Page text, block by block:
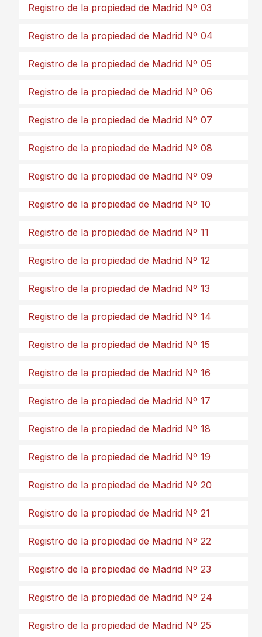
Registro de la propiedad de Madrid Nº 03
Registro de la propiedad de Madrid Nº 04
Registro de la propiedad de Madrid Nº 05
Registro de la propiedad de Madrid Nº 06
Registro de la propiedad de Madrid Nº 07
Registro de la propiedad de Madrid Nº 08
Registro de la propiedad de Madrid Nº 09
Registro de la propiedad de Madrid Nº 10
Registro de la propiedad de Madrid Nº 11
Registro de la propiedad de Madrid Nº 12
Registro de la propiedad de Madrid Nº 13
Registro de la propiedad de Madrid Nº 14
Registro de la propiedad de Madrid Nº 15
Registro de la propiedad de Madrid Nº 16
Registro de la propiedad de Madrid Nº 17
Registro de la propiedad de Madrid Nº 18
Registro de la propiedad de Madrid Nº 19
Registro de la propiedad de Madrid Nº 20
Registro de la propiedad de Madrid Nº 21
Registro de la propiedad de Madrid Nº 22
Registro de la propiedad de Madrid Nº 23
Registro de la propiedad de Madrid Nº 24
Registro de la propiedad de Madrid Nº 25